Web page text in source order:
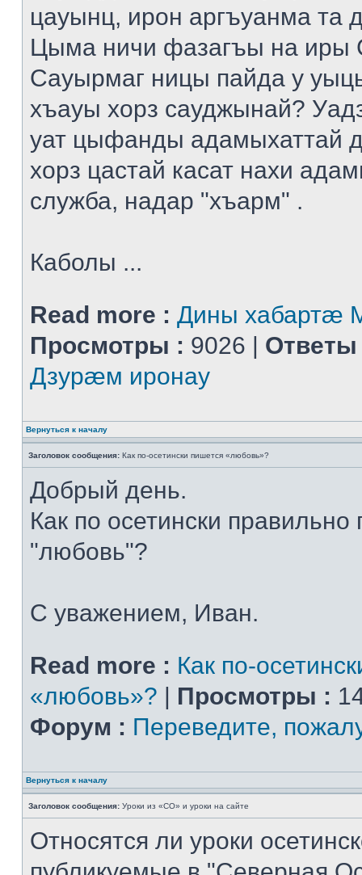
цауынц, ирон аргъуанма та
Цыма ничи фазагъы на иры
Сауырмаг ницы пайда у
хъауы хорз сауджынай?
уат цыфанды адамыхаттай
хорз цастай касат нахи
служба, надар "хъарм" .
Каболы ...
Read more : Дины хабартæ
Просмотры : 9026 | Ответы
Дзурæм иронау
Вернуться к началу
Заголовок сообщения: Как по-осетински пишется «любовь»?
Добрый день.
Как по осетински
"любовь"?
С уважением, Иван.
Read more : Как по-
«любовь»? | Просмотры :
Форум : Переведите,
Вернуться к началу
Заголовок сообщения: Уроки из «СО» и уроки на сайте
Относятся ли уроки